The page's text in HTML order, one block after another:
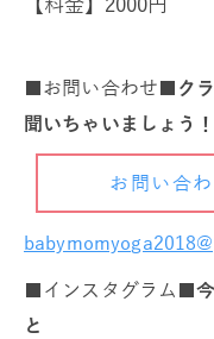
■お問い合わせ■ク
聞いちゃいましょう！
お問い合
■インスタグラム■
と